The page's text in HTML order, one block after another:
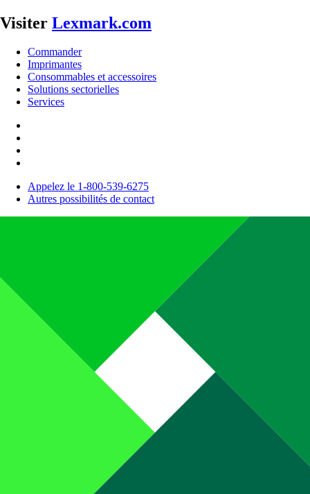
Visiter Lexmark.com
Commander
Imprimantes
Consommables et accessoires
Solutions sectorielles
Services
Appelez le 1-800-539-6275
Autres possibilités de contact